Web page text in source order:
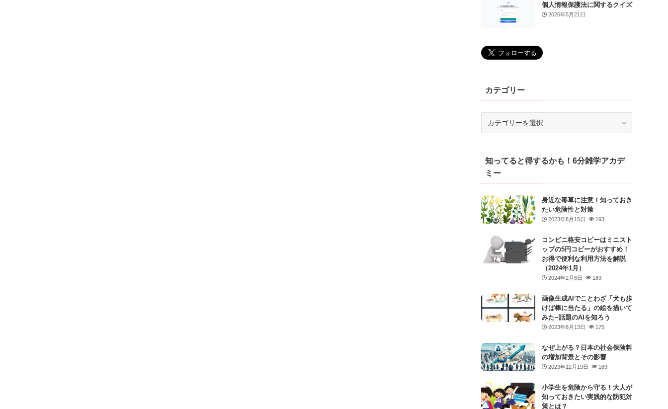
個人情報保護法に関するクイズ
2026年5月21日
カテゴリー
ー知ってると得するかも！6分雑学アカデ
ミー
身近な毒草に注意！知っておき
たい危険性と対策
2023年8月15日 193
コンビニ格安コピーはミニスト
ップの5円コピーがおすすめ！
お得で便利な利用方法を解説
（2024年1月）
2024年2月6日 189
画像生成AIでことわざ「犬も歩
けば棒に当たる」の絵を描いて
みた−話題のAIを知ろう
2023年8月13日 175
なぜ上がる？日本の社会保険料
の増加背景とその影響
2023年12月19日 169
小学生を危険から守る！大人が
知っておきたい実践的な防犯対
策とは？